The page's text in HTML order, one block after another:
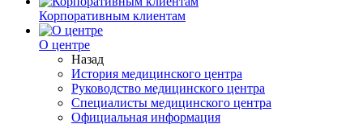
Корпоративным клиентам
О центре
Назад
История медицинского центра
Руководство медицинского центра
Специалисты медицинского центра
Официальная информация